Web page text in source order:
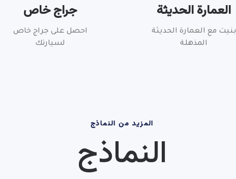
جراج خاص
احصل على جراج خاص
لسيارتك
العمارة الحديثة
بنيت مع العمارة الحديثة
المذهلة
المزيد من النماذج
النماذج